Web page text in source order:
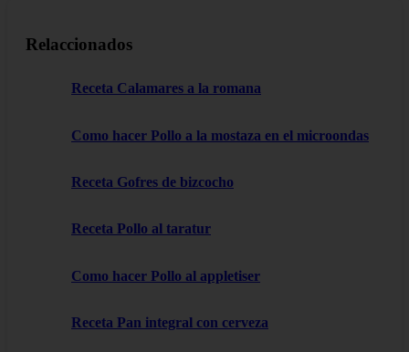
Relaccionados
Receta Calamares a la romana
Como hacer Pollo a la mostaza en el microondas
Receta Gofres de bizcocho
Receta Pollo al taratur
Como hacer Pollo al appletiser
Receta Pan integral con cerveza